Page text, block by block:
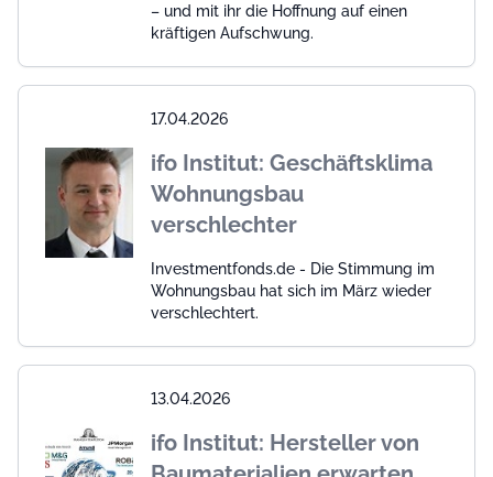
– und mit ihr die Hoffnung auf einen
kräftigen Aufschwung.
17.04.2026
ifo Institut: Geschäftsklima
Wohnungsbau
verschlechter
Investmentfonds.de - Die Stimmung im
Wohnungsbau hat sich im März wieder
verschlechtert.
13.04.2026
ifo Institut: Hersteller von